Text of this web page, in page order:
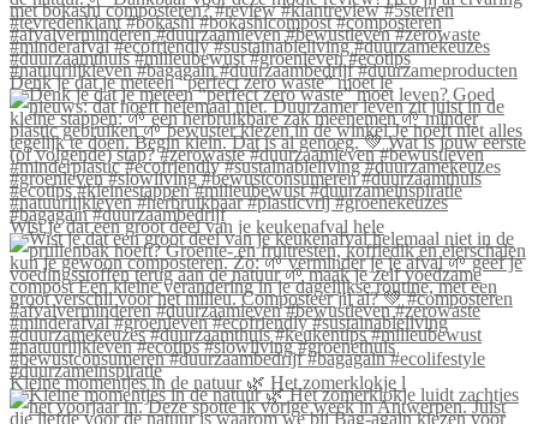
Denk je dat je meteen “perfect zero waste” moet le
Wist je dat een groot deel van je keukenafval hele
Kleine momentjes in de natuur 🌿 Het zomerklokje l